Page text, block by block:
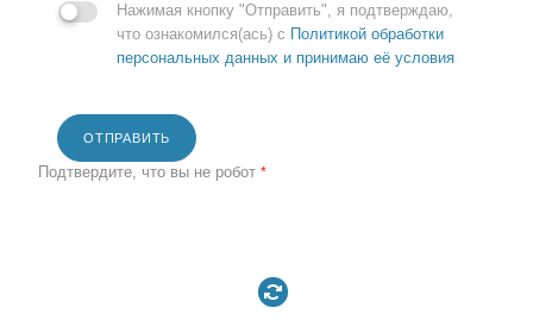
Нажимая кнопку "Отправить", я подтверждаю,
что ознакомился(ась) с Политикой обработки
персональных данных и принимаю её условия
ОТПРАВИТЬ
Подтвердите, что вы не робот *